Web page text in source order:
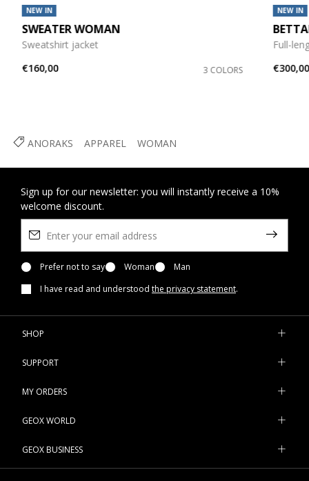
ANORAKS APPAREL WOMAN
NEW IN
SWEATER WOMAN
Sweatshirt jacket
€160,00
3 COLORS
NEW IN
Full-
€300,00
Sign up for our newsletter: you will instantly receive a 10%
welcome discount.
Prefer not to say Woman
Man
I have read and understood the privacy statement.
SHOP
SUPPORT
MY ORDERS
GEOX WORLD
GEOX BUSINESS